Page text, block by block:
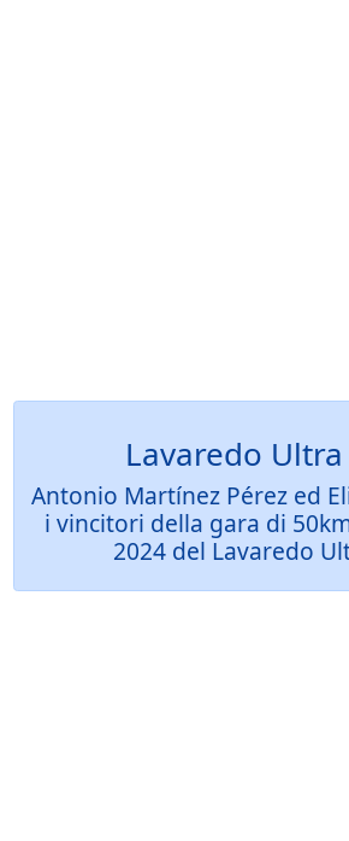
Lavaredo Ultra
Antonio Martínez Pérez ed
i vincitori della gara di
2024 del Lavaredo